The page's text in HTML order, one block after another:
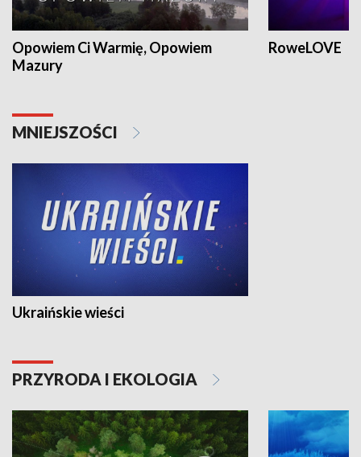
Opowiem Ci Warmię, Opowiem
Mazury
RoweLOVE
MNIEJSZOŚCI
Ukraińskie wieści
PRZYRODA I EKOLOGIA